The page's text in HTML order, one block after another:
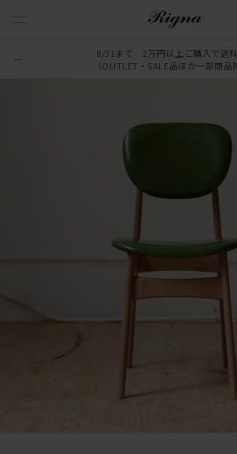
8/31まで 2万円以上ご購入で送
（OUTLET・SALE品ほか一部商品